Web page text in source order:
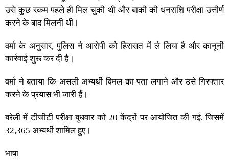
उसे कुछ रकम पहले ही मिल चुकी थी और बाकी की धनराशि परीक्षा उत्तीर्ण
करने के बाद मिलनी थी।
वर्मा के अनुसार, पुलिस ने आरोपी को हिरासत में ले लिया है और कानूनी
कार्रवाई शुरू कर दी है।
वर्मा ने बताया कि असली अभ्यर्थी विमल का पता लगाने और उसे गिरफ्तार
करने के प्रयास भी जारी हैं।
बरेली में टीजीटी परीक्षा बुधवार को 20 केंद्रों पर आयोजित की गई, जिसमें
32,365 अभ्यर्थी शामिल हुए।
भाषा